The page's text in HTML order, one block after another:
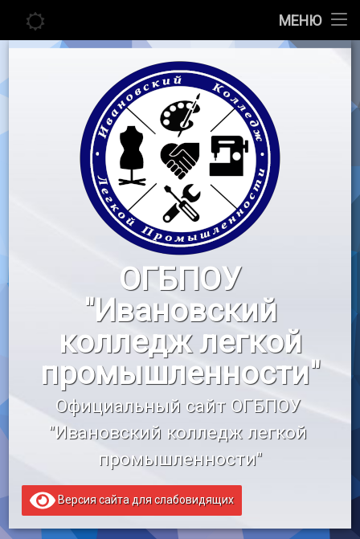
МЕНЮ
Главная
Педагогу
Воспитательная работа
«Профессионалы»
«Профессионалитет»
Образовательный кредит
Перейти
содержимому
ОГБПОУ
"Ивановский
колледж легкой
промышленности"
Официальный сайт ОГБПОУ
"Ивановский колледж легкой
промышленности"
Версия сайта для слабовидящих